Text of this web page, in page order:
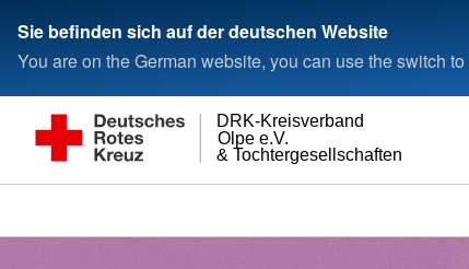
Sie befinden sich auf der deutschen Website
You are on the German website, you can use the switch
& Tochtergesellschaften
Olpe e.V.
DRK-Kreisverband